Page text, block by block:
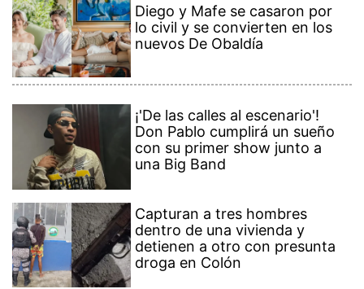
Diego y Mafe se casaron por
lo civil y se convierten en los
nuevos De Obaldía
¡'De las calles al escenario'!
Don Pablo cumplirá un sueño
con su primer show junto a
una Big Band
Capturan a tres hombres
dentro de una vivienda y
detienen a otro con presunta
droga en Colón